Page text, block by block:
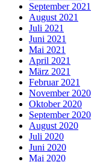
September 2021
August 2021
Juli 2021
Juni 2021
Mai 2021
April 2021
März 2021
Februar 2021
November 2020
Oktober 2020
September 2020
August 2020
Juli 2020
Juni 2020
Mai 2020